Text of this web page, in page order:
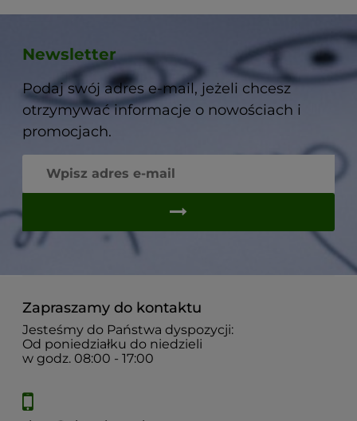
Newsletter
Podaj swój adres e-mail, jeżeli chcesz
otrzymywać informacje o nowościach i
promocjach.
Zapraszamy do kontaktu
Jesteśmy do Państwa dyspozycji:
Od poniedziałku do niedzieli
w godz. 08:00 - 17:00